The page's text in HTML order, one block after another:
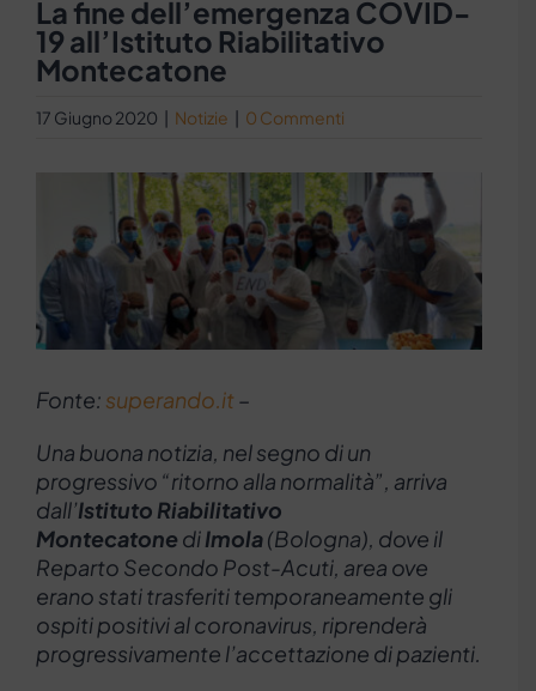
La fine dell’emergenza COVID-
19 all’Istituto Riabilitativo
Montecatone
17 Giugno 2020 | Notizie | 0 Commenti
Ingrandisci
immagine
Fonte: superando.it –
Una buona notizia, nel segno di un
progressivo “ritorno alla normalità”, arriva
dall’Istituto Riabilitativo
Montecatone diImola(Bologna), dove il
Reparto Secondo Post-Acuti, area ove
erano stati trasferiti temporaneamente gli
ospiti positivi al coronavirus, riprenderà
progressivamente l’accettazione di pazienti.